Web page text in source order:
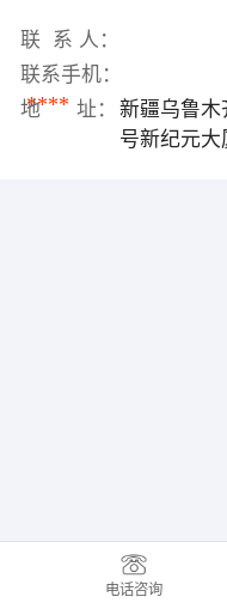
联 系 人：
联系手机：
****
地 址：
新疆乌鲁木
号新纪元大
电话咨询